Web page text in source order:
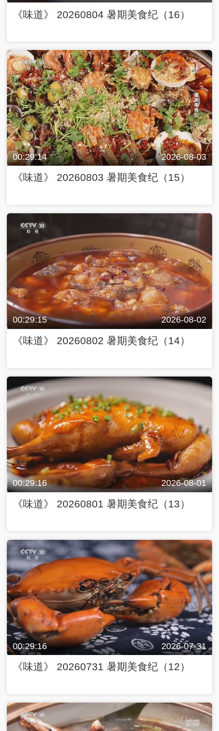
《味道》 20260804 暑期美食纪（16）
00:29:14 2026-08-03
《味道》 20260803 暑期美食纪（15）
00:29:15 2026-08-02
《味道》 20260802 暑期美食纪（14）
00:29:16 2026-08-01
《味道》 20260801 暑期美食纪（13）
00:29:16 2026-07-31
《味道》 20260731 暑期美食纪（12）